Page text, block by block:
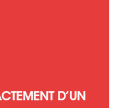
D’UN